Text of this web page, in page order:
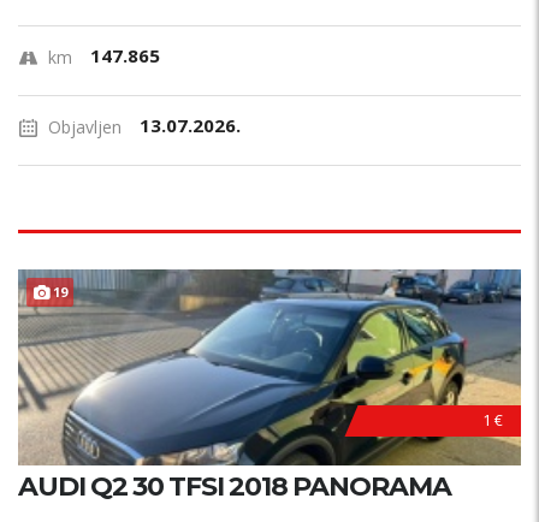
km 147.865
Objavljen 13.07.2026.
19
1 €
AUDI Q2 30 TFSI 2018 PANORAMA